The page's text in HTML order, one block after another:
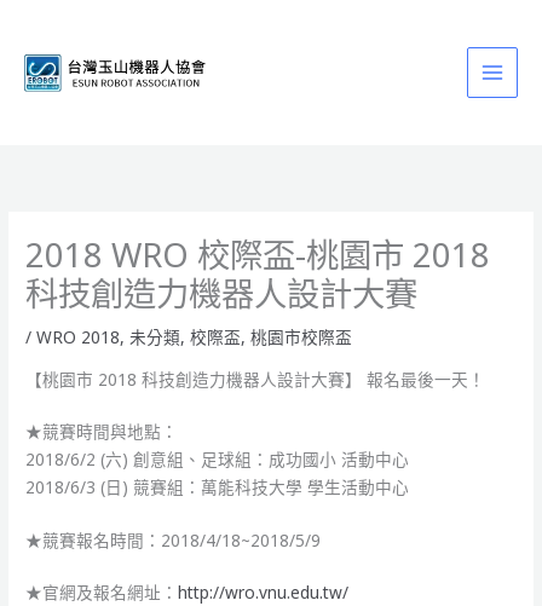
2018 WRO 校際盃-桃園市 2018
科技創造力機器人設計大賽
/WRO 2018,未分類,校際盃,桃園市校際盃
【桃園市 2018 科技創造力機器人設計大賽】 報名最後一天！
★競賽時間與地點：
2018/6/2 (六) 創意組、足球組：成功國小 活動中心
2018/6/3 (日) 競賽組：萬能科技大學 學生活動中心
★競賽報名時間：2018/4/18~2018/5/9
★官網及報名網址：http://wro.vnu.edu.tw/